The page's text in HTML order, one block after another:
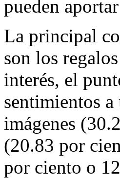
pueden
La principal
son los
interés, el
sentimientos
imágenes
(20.83 por
por ciento o